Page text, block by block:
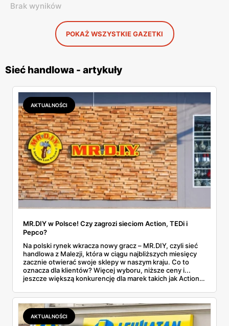
Brak wyników
POKAŻ WSZYSTKIE GAZETKI
Sieć handlowa - artykuły
AKTUALNOŚCI
MR.DIY w Polsce! Czy zagrozi sieciom Action, TEDi i
Pepco?
Na polski rynek wkracza nowy gracz – MR.DIY, czyli sieć
handlowa z Malezji, która w ciągu najbliższych miesięcy
zacznie otwierać swoje sklepy w naszym kraju. Co to
oznacza dla klientów? Więcej wyboru, niższe ceny i...
jeszcze większą konkurencję dla marek takich jak Action,
AKTUALNOŚCI